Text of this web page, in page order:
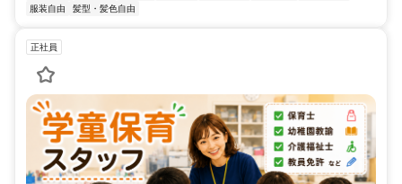
服装自由
髪型・髪色自由
正社員